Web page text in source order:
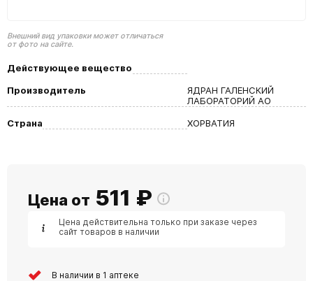
Внешний вид упаковки может отличаться
от фото на сайте.
Действующее вещество
Производитель
ЯДРАН ГАЛЕНСКИЙ
ЛАБОРАТОРИЙ АО
Страна
ХОРВАТИЯ
Цена от 511 ₽
Цена действительна только при заказе через
сайт товаров в наличии
В наличии в 1 аптеке